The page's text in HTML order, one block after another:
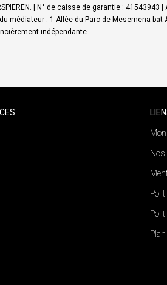
| N° de caisse de garantie :
médiateur : 1 Allée du Parc de Mesemena bat
indépendante
Nos